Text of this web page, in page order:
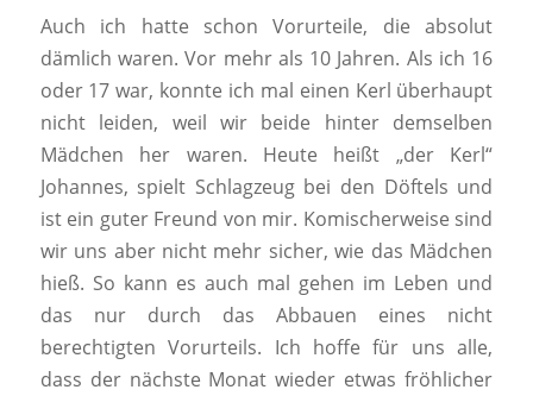
Auch ich hatte schon Vorurteile, die absolut
dämlich waren. Vor mehr als 10 Jahren. Als ich 16
oder 17 war, konnte ich mal einen Kerl überhaupt
nicht leiden, weil wir beide hinter demselben
Mädchen her waren. Heute heißt „der Kerl“
Johannes, spielt Schlagzeug bei den Döftels und
ist ein guter Freund von mir. Komischerweise sind
wir uns aber nicht mehr sicher, wie das Mädchen
hieß. So kann es auch mal gehen im Leben und
das nur durch das Abbauen eines nicht
berechtigten Vorurteils. Ich hoffe für uns alle,
dass der nächste Monat wieder etwas fröhlicher